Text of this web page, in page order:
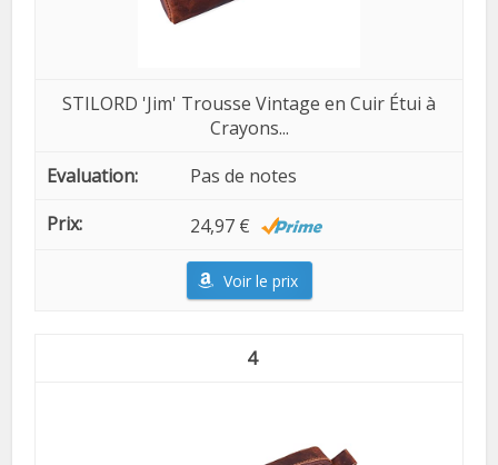
STILORD 'Jim' Trousse Vintage en Cuir Étui à
Crayons...
Pas de notes
24,97 €
Voir le prix
4